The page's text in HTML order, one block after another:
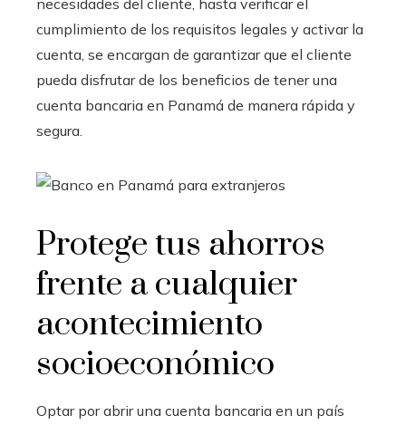
cumplimiento de los requisitos legales y activar la
cuenta, se encargan de garantizar que el cliente
pueda disfrutar de los beneficios de tener una
cuenta bancaria en Panamá de manera rápida y
segura.
Protege tus ahorros
frente a cualquier
acontecimiento
socioeconómico
Optar por abrir una cuenta bancaria en un país